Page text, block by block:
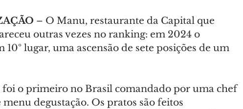
– O Manu, restaurante da Capital que
outras vezes no ranking: em 2024 o
lugar, uma ascensão de sete posições de um
foi o primeiro no Brasil comandado por uma chef
degustação. Os pratos são feitos